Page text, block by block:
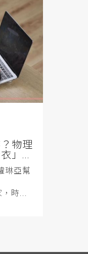
物理
」...
琳亞幫
時...